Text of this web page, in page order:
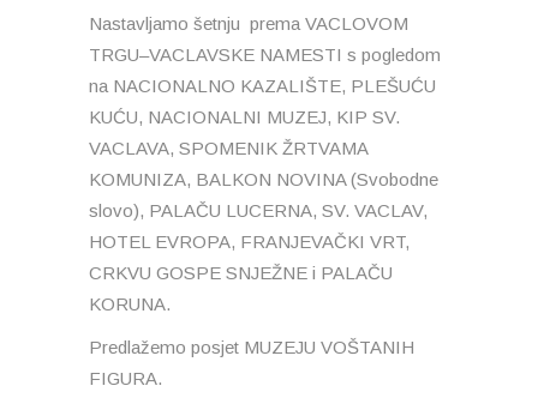
Nastavljamo šetnju prema VACLOVOM
TRGU–VACLAVSKE NAMESTI s pogledom
na NACIONALNO KAZALIŠTE, PLEŠUĆU
KUĆU, NACIONALNI MUZEJ, KIP SV.
VACLAVA, SPOMENIK ŽRTVAMA
KOMUNIZA, BALKON NOVINA (Svobodne
slovo), PALAČU LUCERNA, SV. VACLAV,
HOTEL EVROPA, FRANJEVAČKI VRT,
CRKVU GOSPE SNJEŽNE i PALAČU
KORUNA.
Predlažemo posjet MUZEJU VOŠTANIH
FIGURA.